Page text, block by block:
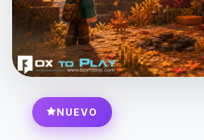
NUEVO